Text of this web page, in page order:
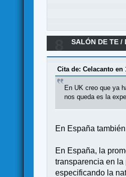
SALÓN DE TE /
Cita de: Celacanto en
En UK creo que ya
nos queda es la
En España
En España, la
transparencia en
especificando la